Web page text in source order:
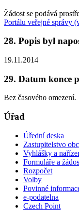
Žádost se podává
Portálu veřejné správy
28. Popis byl
19.11.2014
29. Datum konce
Bez časového omezení.
Úřad
Úřední deska
Zastupitelstvo
Vyhlášky a
Formuláře a
Rozpočet
Volby
Povinné
e-podatelna
Czech Point